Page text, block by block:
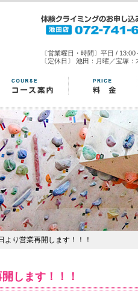
〔営業曜日・時間〕平日 /
〔定休日〕 池田：月曜／宝塚
より営業再開します！！！
します！！！